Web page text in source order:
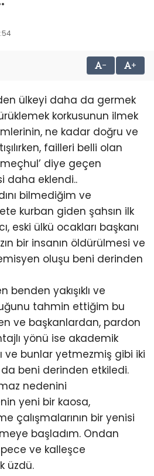
- +
ülkeyi daha da germek
korkusunun ilmek
ne kadar doğru ve
failleri belli olan
diye geçen
daha eklendi..
bilmediğim ve
kurban giden şahsın ilk
eski ülkü ocakları başkanı
bir insanın öldürülmesi ve
oluşu beni derinden
benden yakışıklı ve
tahmin ettiğim bu
ve başkanlardan, pardon
yönü ise akademik
ve bunlar yetmezmiş gibi iki
beni derinden etkiledi.
nedenini
yeni bir kaosa,
çalışmalarının bir yenisi
başladım. Ondan
ve kalleşce
üzdü.